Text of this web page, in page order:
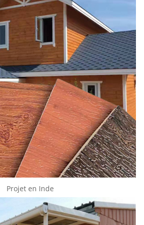
Projet en Inde